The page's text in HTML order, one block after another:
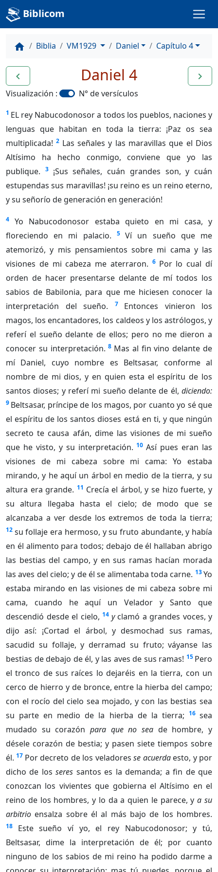
Biblicom
home Biblia VM1929 Daniel Capítulo 4
navigate_before navigate_next
Daniel 4
Visualización : N° de versículos
1 EL rey Nabucodonosor a todos los pueblos, naciones y
lenguas que habitan en toda la tierra: ¡Paz os sea
multiplicada! 2 Las señales y las maravillas que el Dios
Altísimo ha hecho conmigo, conviene que yo las
publique.
3
¡Sus señales, cuán grandes son, y cuán
estupendas sus maravillas! ¡su reino es un reino eterno,
y su señorío de generación en generación!
4
Yo Nabucodonosor estaba quieto en mi casa, y
floreciendo en mi palacio.
5
Ví un sueño que me
atemorizó, y mis pensamientos sobre mi cama y las
visiones de mi cabeza me aterraron. 6 Por lo cual dí
orden de hacer presentarse delante de mí todos los
sabios de Babilonia, para que me hiciesen conocer la
interpretación del sueño.
7
Entonces vinieron los
magos, los encantadores, los caldeos y los astrólogos, y
referí el sueño delante de ellos; pero no me dieron a
conocer su interpretación. 8 Mas al fin vino delante de
mí Daniel, cuyo nombre es Beltsasar, conforme al
nombre de mi dios, y en quien esta el espíritu de los
santos dioses; y referí mi sueño delante de él, diciendo:
9 Beltsasar, príncipe de los magos, por cuanto yo sé que
el espíritu de los santos dioses está en ti, y que ningún
secreto te causa afán, dime las visiones de mi sueño
que he visto, y su interpretación. 10 Así pues eran las
visiones de mi cabeza sobre mi cama: Yo estaba
mirando, y he aquí un árbol en medio de la tierra, y su
altura era grande. 11 Crecía el árbol, y se hizo fuerte, y
su altura llegaba hasta el cielo; de modo que se
alcanzaba a ver desde los extremos de toda la tierra;
12 su follaje era hermoso, y su fruto abundante, y había
en él alimento para todos; debajo de él hallaban abrigo
las bestias del campo, y en sus ramas hacían morada
las aves del cielo; y de él se alimentaba toda carne. 13Yo
estaba mirando en las visiones de mi cabeza sobre mi
cama, cuando he aquí un Velador y Santo que
descendió desde el cielo, 14 yclamó a grandes voces, y
dijo así: ¡Cortad el árbol, y desmochad sus ramas,
sacudid su follaje, y derramad su fruto; váyanse las
bestias de debajo de él, y las aves de sus ramas! 15 Pero
el tronco de sus raíces lo dejaréis en la tierra, con un
cerco de hierro y de bronce, entre la hierba del campo;
con el rocío del cielo sea mojado, y con las bestias sea
su parte en medio de la hierba de la tierra; 16 sea
mudado su corazón para que no sea de hombre, y
désele corazón de bestia; y pasen siete tiempos sobre
él. 17 Por decreto de los veladoresse acuerdaesto, y por
dicho de losseres santos es la demanda; a fin de que
conozcan los vivientes que gobierna el Altísimo en el
reino de los hombres, y lo da a quien le parece, ya su
arbitrio ensalza sobre él al más bajo de los hombres.
18
Este sueño ví yo, el rey Nabucodonosor; y tú,
Beltsasar, dime la interpretación de él; por cuanto
ninguno de los sabios de mi reino ha podido darme a